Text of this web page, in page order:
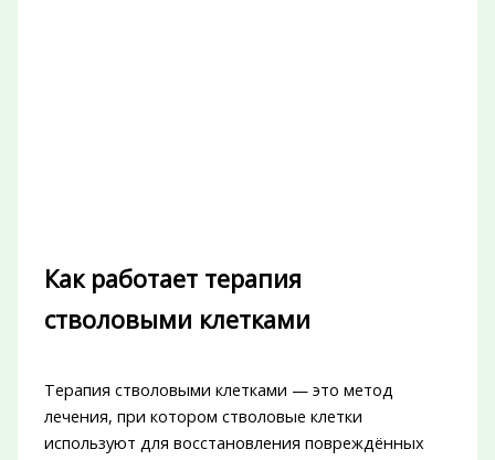
Как работает терапия
стволовыми клетками
Терапия стволовыми клетками — это метод
лечения, при котором стволовые клетки
используют для восстановления повреждённых